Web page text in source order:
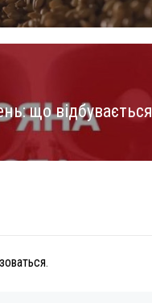
що відбувається
.